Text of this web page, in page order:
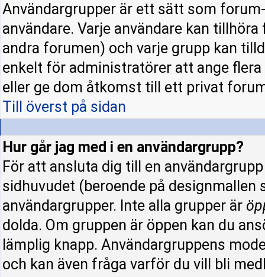
Användargrupper är ett sätt som
användare. Varje användare kan
andra forumen) och varje grupp kan
enkelt för administratörer att ange
eller ge dom åtkomst till ett privat
Till överst på sidan
Hur går jag med i en användargrupp?
För att ansluta dig till en
sidhuvudet (beroende på designmallen
användargrupper. Inte alla grupper är
dolda. Om gruppen är öppen kan du
lämplig knapp. Användargruppens
och kan även fråga varför du vill bli